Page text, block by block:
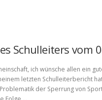
Schulleiters vom
ich wünsche allen ein
letzten Schulleiterbericht
der Sperrung von